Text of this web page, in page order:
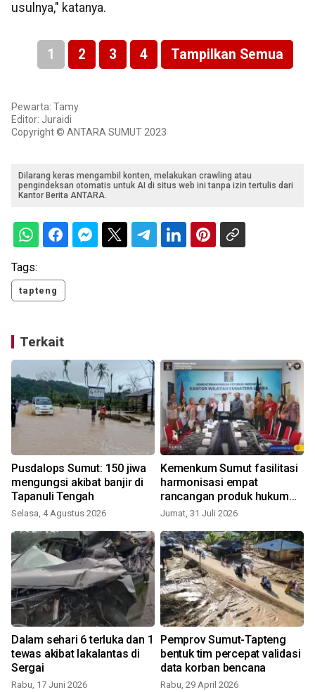
usulnya," katanya.
1 2 3 4 Tampilkan Semua
Pewarta: Tamy
Editor: Juraidi
Copyright © ANTARA SUMUT 2023
Dilarang keras mengambil konten, melakukan crawling atau
pengindeksan otomatis untuk AI di situs web ini tanpa izin tertulis dari
Kantor Berita ANTARA.
Tags:
tapteng
Terkait
Pusdalops Sumut: 150 jiwa
mengungsi akibat banjir di
Tapanuli Tengah
Selasa, 4 Agustus 2026
Kemenkum Sumut fasilitasi
harmonisasi empat
rancangan produk hukum
daerah Tapteng
Jumat, 31 Juli 2026
Dalam sehari 6 terluka dan 1
tewas akibat lakalantas di
Sergai
Rabu, 17 Juni 2026
Pemprov Sumut-Tapteng
bentuk tim percepat validasi
data korban bencana
Rabu, 29 April 2026